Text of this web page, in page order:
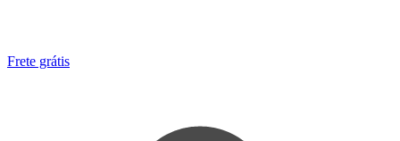
Frete grátis